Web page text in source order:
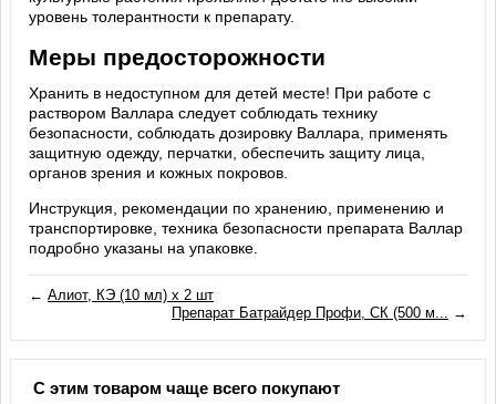
уровень толерантности к препарату.
Меры предосторожности
Хранить в недоступном для детей месте! При работе с
раствором Валлара следует соблюдать технику
безопасности, соблюдать дозировку Валлара, применять
защитную одежду, перчатки, обеспечить защиту лица,
органов зрения и кожных покровов.
Инструкция, рекомендации по хранению, применению и
транспортировке, техника безопасности препарата Валлар
подробно указаны на упаковке.
←Алиот, КЭ (10 мл) х 2 шт
Препарат Батрайдер Профи, СК (500 м... →
С этим товаром чаще всего покупают